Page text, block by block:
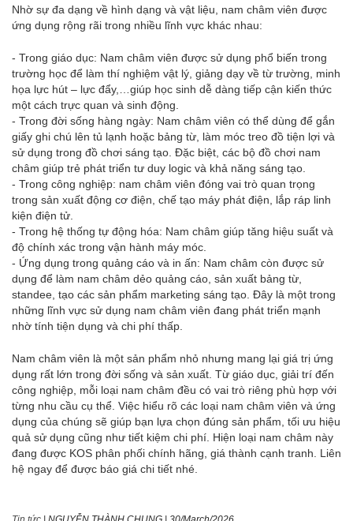
Nhờ sự đa dạng về hình dạng và vật liệu, nam châm viên được
ứng dụng rộng rãi trong nhiều lĩnh vực khác nhau:
- Trong giáo dục: Nam châm viên được sử dụng phổ biến trong
trường học để làm thí nghiệm vật lý, giảng dạy về từ trường, minh
họa lực hút – lực đẩy,…giúp học sinh dễ dàng tiếp cận kiến thức
một cách trực quan và sinh động.
- Trong đời sống hàng ngày: Nam châm viên có thể dùng để gắn
giấy ghi chú lên tủ lạnh hoặc bảng từ, làm móc treo đồ tiện lợi và
sử dụng trong đồ chơi sáng tạo. Đặc biệt, các bộ đồ chơi nam
châm giúp trẻ phát triển tư duy logic và khả năng sáng tạo.
- Trong công nghiệp: nam châm viên đóng vai trò quan trọng
trong sản xuất động cơ điện, chế tạo máy phát điện, lắp ráp linh
kiện điện tử.
- Trong hệ thống tự động hóa: Nam châm giúp tăng hiệu suất và
độ chính xác trong vận hành máy móc.
- Ứng dụng trong quảng cáo và in ấn: Nam châm còn được sử
dụng để làm nam châm dẻo quảng cáo, sản xuất bảng từ,
standee, tạo các sản phẩm marketing sáng tạo. Đây là một trong
những lĩnh vực sử dụng nam châm viên đang phát triển mạnh
nhờ tính tiện dụng và chi phí thấp.
Nam châm viên là một sản phẩm nhỏ nhưng mang lại giá trị ứng
dụng rất lớn trong đời sống và sản xuất. Từ giáo dục, giải trí đến
công nghiệp, mỗi loại nam châm đều có vai trò riêng phù hợp với
từng nhu cầu cụ thể. Việc hiểu rõ các loại nam châm viên và ứng
dụng của chúng sẽ giúp bạn lựa chọn đúng sản phẩm, tối ưu hiệu
quả sử dụng cũng như tiết kiệm chi phí. Hiện loại nam châm này
đang được KOS phân phối chính hãng, giá thành cạnh tranh. Liên
hệ ngay để được báo giá chi tiết nhé.